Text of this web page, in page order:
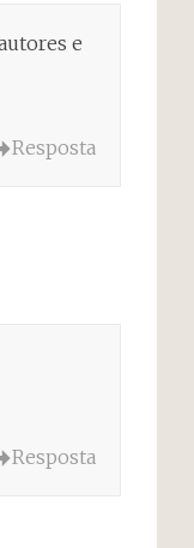
e
Resposta
Resposta